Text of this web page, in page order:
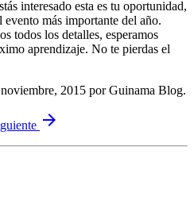
interesado esta es tu oportunidad,
evento más importante del año.
todos los detalles, esperamos
aprendizaje. No te pierdas el
2015 por Guinama Blog.
arrow_forward